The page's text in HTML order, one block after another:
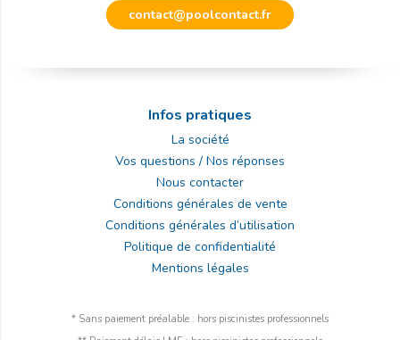
contact@poolcontact.fr
Infos pratiques
La société
Vos questions / Nos réponses
Nous contacter
Conditions générales de vente
Conditions générales d’utilisation
Politique de confidentialité
Mentions légales
* Sans paiement préalable : hors piscinistes professionnels